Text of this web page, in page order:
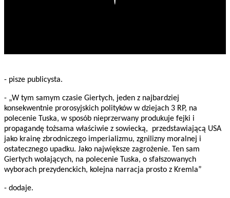
- pisze publicysta.
- „W tym samym czasie Giertych, jeden z najbardziej
konsekwentnie prorosyjskich polityków w dziejach 3 RP, na
polecenie Tuska, w sposób nieprzerwany produkuje fejki i
propagandę tożsama właściwie z sowiecką, przedstawiającą USA
jako krainę zbrodniczego imperializmu, zgnilizny moralnej i
ostatecznego upadku. Jako największe zagrożenie. Ten sam
Giertych wołających, na polecenie Tuska, o sfałszowanych
wyborach prezydenckich, kolejna narracja prosto z Kremla”
- dodaje.